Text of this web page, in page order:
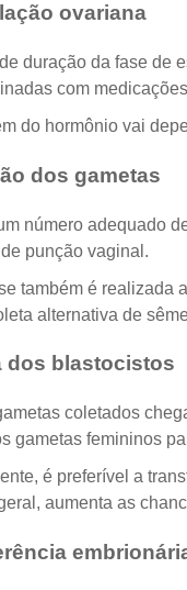
ovariana
duração da fase de
com
do hormônio vai
dos gametas
número adequado
punção vaginal.
também é realizada
alternativa de
dos blastocistos
coletados
gametas femininos
é preferível a
aumenta as